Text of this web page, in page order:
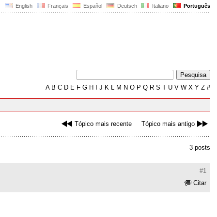
English Français Español Deutsch Italiano Português
AB C D E F G H J K L M N O P Q R S T U V W X Y Z #
Tópico mais recente Tópico mais antigo
3 posts
#1
Citar